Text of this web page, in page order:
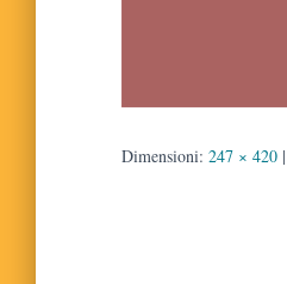
Dimensioni: 247 × 420 |